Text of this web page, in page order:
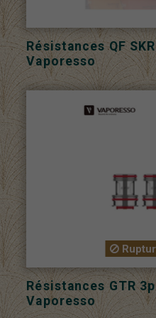
Résistances QF
Vaporesso
Résistances GTR
Vaporesso